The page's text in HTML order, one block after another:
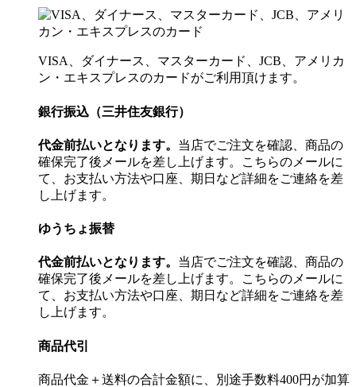
VISA、ダイナース、マスターカード、JCB、アメリカ
ン・エキスプレスのカードがご利用頂けます。
銀行振込（三井住友銀行）
代金前払いとなります。 当店でご注文を確認、商品の
確保完了後メールを差し上げます。こちらのメールに
て、お支払い方法や口座、期日など詳細をご連絡を差
し上げます。
ゆうちょ振替
代金前払いとなります。 当店でご注文を確認、商品の
確保完了後メールを差し上げます。こちらのメールに
て、お支払い方法や口座、期日など詳細をご連絡を差
し上げます。
商品代引
商品代金＋送料の合計金額に、別途手数料400円が加算